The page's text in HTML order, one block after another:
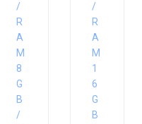
/
R
A
M
8
G
B
/
/
R
A
M
1
6
G
B